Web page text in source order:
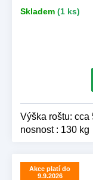
Skladem (1 ks)
Výška roštu: cca
nosnost : 130 kg
Akce platí do
9.9.2026